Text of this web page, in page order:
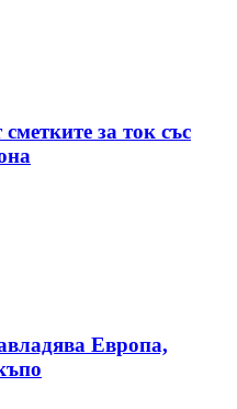
за ток със
Европа,